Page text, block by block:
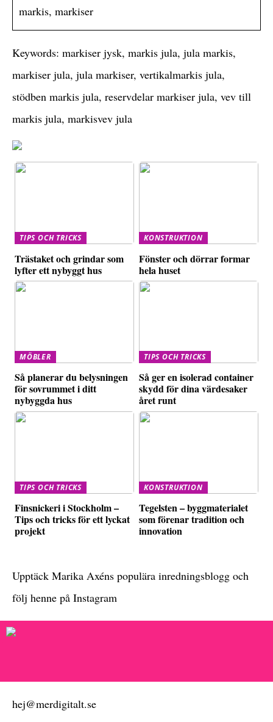
markis, markiser
Keywords: markiser jysk, markis jula, jula markis,
markiser jula, jula markiser, vertikalmarkis jula,
stödben markis jula, reservdelar markiser jula, vev till
markis jula, markisvev jula
TIPS OCH TRICKS
Trästaket och grindar som
lyfter ett nybyggt hus
KONSTRUKTION
Fönster och dörrar formar
hela huset
MÖBLER
Så planerar du belysningen
för sovrummet i ditt
nybyggda hus
TIPS OCH TRICKS
Så ger en isolerad container
skydd för dina värdesaker
året runt
TIPS OCH TRICKS
Finsnickeri i Stockholm –
Tips och tricks för ett lyckat
projekt
KONSTRUKTION
Tegelsten – byggmaterialet
som förenar tradition och
innovation
Upptäck Marika Axéns populära inredningsblogg och
följ henne på Instagram
hej@merdigitalt.se